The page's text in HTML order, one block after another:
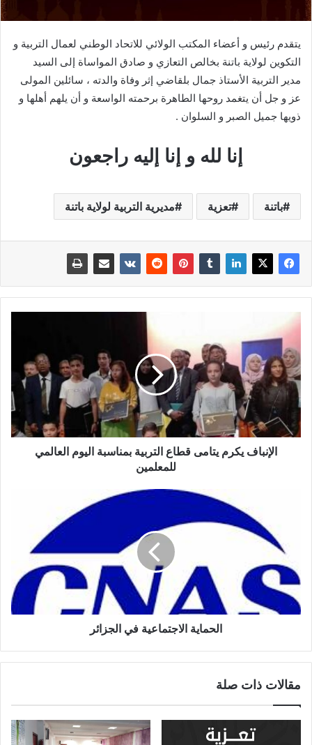
يتقدم رئيس و أعضاء المكتب الولائي للاتحاد الوطني لعمال التربية و
التكوين لولاية باتنة بخالص التعازي و صادق المواساة إلى السيد
مدير التربية الأستاذ جمال بلقاضي إثر وفاة والدته ، سائلين المولى
عز و جل أن يتغمد روحها الطاهرة برحمته الواسعة و أن يلهم أهلها و
ذويها جميل الصبر و السلوان .
إنا لله و إنا إليه راجعون
باتنة تعزية مديرية التربية لولاية باتنة
الإنباف يكرم يتامى قطاع التربية بمناسبة اليوم العالمي
للمعلمين
الحماية الاجتماعية في الجزائر
مقالات ذات صلة